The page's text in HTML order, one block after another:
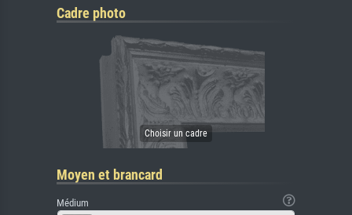
Cadre photo
Moyen et brancard
Médium